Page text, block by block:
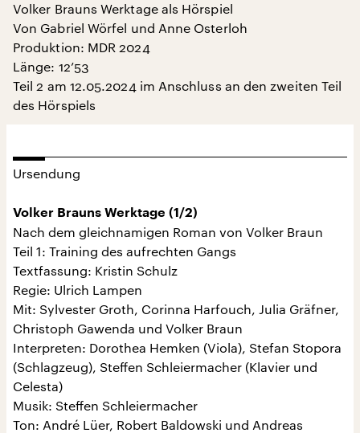
Volker Brauns Werktage als Hörspiel
Von Gabriel Wörfel und Anne Osterloh
Produktion: MDR 2024
Länge: 12’53
Teil 2 am 12.05.2024 im Anschluss an den zweiten Teil
des Hörspiels
Ursendung
Volker Brauns Werktage (1/2)
Nach dem gleichnamigen Roman von Volker Braun
Teil 1: Training des aufrechten Gangs
Textfassung: Kristin Schulz
Regie: Ulrich Lampen
Mit: Sylvester Groth, Corinna Harfouch, Julia Gräfner,
Christoph Gawenda und Volker Braun
Interpreten: Dorothea Hemken (Viola), Stefan Stopora
(Schlagzeug), Steffen Schleiermacher (Klavier und
Celesta)
Musik: Steffen Schleiermacher
Ton: André Lüer, Robert Baldowski und Andreas